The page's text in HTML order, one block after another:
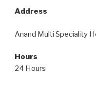
Address
Anand Multi Speciality
Hours
24 Hours